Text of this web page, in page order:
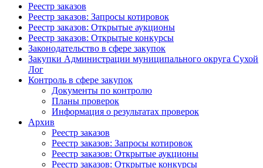
Реестр заказов
Реестр заказов: Запросы котировок
Реестр заказов: Открытые аукционы
Реестр заказов: Открытые конкурсы
Законодательство в сфере закупок
Закупки Администрации муниципального округа Сухой
Лог
Контроль в сфере закупок
Документы по контролю
Планы проверок
Информация о результатах проверок
Архив
Реестр заказов
Реестр заказов: Запросы котировок
Реестр заказов: Открытые аукционы
Реестр заказов: Открытые конкурсы